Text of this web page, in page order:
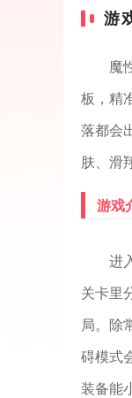
游
魔
板，精
落都会
肤、滑
游戏
进
关卡里
局。除
碍模式
装备能